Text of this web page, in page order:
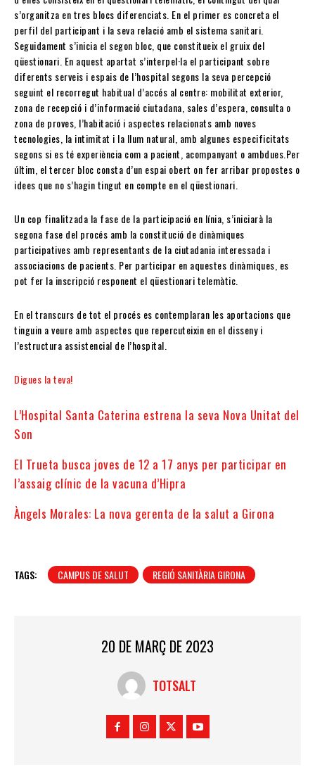
s’organitza en tres blocs diferenciats. En el primer es concreta el
perfil del participant i la seva relació amb el sistema sanitari.
Seguidament s’inicia el segon bloc, que constitueix el gruix del
qüestionari. En aquest apartat s’interpel·la el participant sobre
diferents serveis i espais de l’hospital segons la seva percepció
seguint el recorregut habitual d’accés al centre: mobilitat exterior,
zona de recepció i d’informació ciutadana, sales d’espera, consulta o
zona de proves, l’habitació i aspectes relacionats amb noves
tecnologies, la intimitat i la llum natural, amb algunes especificitats
segons si es té experiència com a pacient, acompanyant o ambdues.Per
últim, el tercer bloc consta d’un espai obert on fer arribar propostes o
idees que no s’hagin tingut en compte en el qüestionari.
Un cop finalitzada la fase de la participació en línia, s’iniciarà la
segona fase del procés amb la constitució de dinàmiques
participatives amb representants de la ciutadania interessada i
associacions de pacients. Per participar en aquestes dinàmiques, es
pot fer la inscripció responent el qüestionari telemàtic.
En el transcurs de tot el procés es contemplaran les aportacions que
tinguin a veure amb aspectes que repercuteixin en el disseny i
l’estructura assistencial de l’hospital.
Digues la teva!
L’Hospital Santa Caterina estrena la seva Nova Unitat del
Son
El Trueta busca joves de 12 a 17 anys per participar en
l’assaig clínic de la vacuna d’Hipra
Àngels Morales: La nova gerenta de la salut a Girona
TAGS: CAMPUS DE SALUT REGIÓ SANITÀRIA GIRONA
20 DE MARÇ DE 2023
TOTSALT